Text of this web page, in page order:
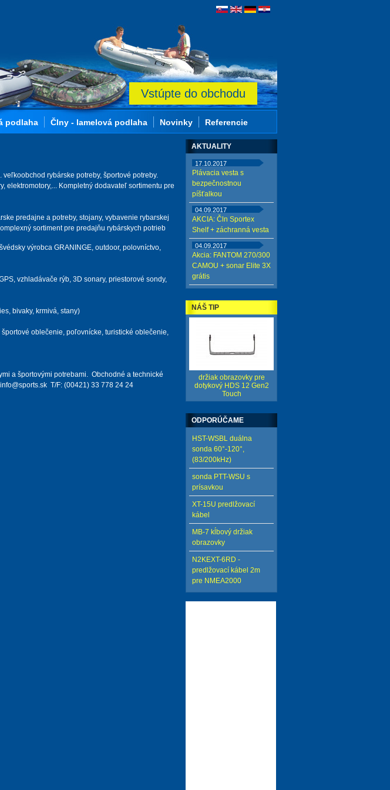
Vstúpte do obchodu
veľkoobchod rybárske potreby, športové potreby.
elektromotory,... Kompletný dodavateľ sortimentu pre
predajne a potreby, stojany, vybavenie rybarskej
sortiment pre predajňu rybárskych potrieb
výrobca GRANINGE, outdoor, polovníctvo,
vzhladávače rýb, 3D sonary, priestorové sondy,
bivaky, krmivá, stany)
oblečenie, poľovnícke, turistické oblečenie,
a športovými potrebami. Obchodné a technické
T/F: (00421) 33 778 24 24
AKTUALITY
17.10.2017
Plávacia vesta s
bezpečnostnou
píšťalkou
04.09.2017
AKCIA: Čln Sportex
Shelf + záchranná vesta
04.09.2017
Akcia: FANTOM 270/300
CAMOU + sonar Elite 3X
grátis
NÁŠ TIP
držiak obrazovky pre
dotykový HDS 12 Gen2
Touch
ODPORÚČAME
HST-WSBL duálna
sonda 60°-120°,
(83/200kHz)
sonda PTT-WSU s
prísavkou
XT-15U predlžovací
kábel
MB-7 kĺbový držiak
obrazovky
N2KEXT-6RD -
predlžovací kábel 2m
pre NMEA2000
podlaha Člny - lamelová podlaha Novinky Referencie